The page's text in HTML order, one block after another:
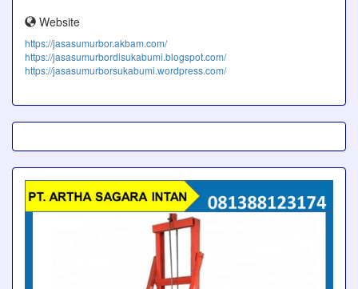
Website
https://jasasumurbor.akbam.com/
https://jasasumurbordisukabumi.blogspot.com/
https://jasasumurborsukabumi.wordpress.com/